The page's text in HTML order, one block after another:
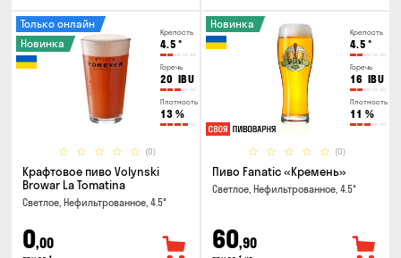
Крепость
4.5 °
Горечь
20 IBU
Плотность
13 %
(0)
Только онлайн
Новинка
Крафтовое пиво Volynski
Browar La Tomatina
Светлое, Нефильтрованное, 4.5°
0,00
Крепость
4.5 °
Горечь
16 IBU
Плотность
11 %
(0)
Новинка
Пиво Fanatic «Кремень»
Светлое, Нефильтрованное, 4.5°
60,90